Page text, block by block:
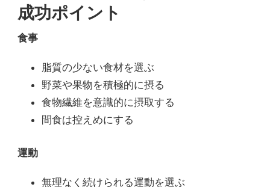
成功ポイント
食事
脂質の少ない食材を選ぶ
野菜や果物を積極的に摂る
食物繊維を意識的に摂取する
間食は控えめにする
運動
無理なく続けられる運動を選ぶ